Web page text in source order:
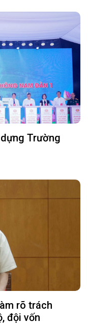
Trường
rõ trách
đội vốn